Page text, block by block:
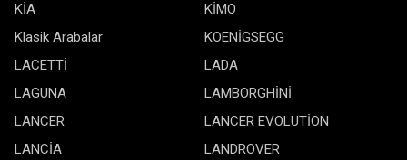
KİA
KİMO
Klasik Arabalar
KOENİGSEGG
LACETTİ
LADA
LAGUNA
LAMBORGHİNİ
LANCER
LANCER EVOLUTİON
LANCİA
LANDROVER